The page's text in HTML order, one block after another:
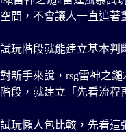
空間，不會讓人一直追著
試玩階段就能建立基本判
對新手來說，rsg雷神之
階段，就建立「先看流程
試玩懶人包比較，先看這